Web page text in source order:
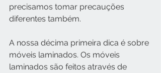
precisamos tomar precauções
diferentes também.
A nossa décima primeira dica é sobre
móveis laminados. Os móveis
laminados são feitos através de